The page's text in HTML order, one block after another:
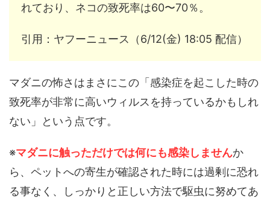
れており、ネコの致死率は60〜70％。
引用：ヤフーニュース（6/12(金) 18:05 配信）
マダニの怖さはまさにこの「感染症を起こした時の
致死率が非常に高いウィルスを持っているかもしれ
ない」という点です。
※マダニに触っただけでは何にも感染しませんか
ら、ペットへの寄生が確認された時には過剰に恐れ
る事なく、しっかりと正しい方法で駆虫に努めてあ